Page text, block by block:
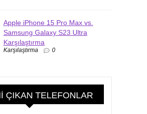
Apple iPhone 15 Pro Max vs.
Samsung Galaxy S23 Ultra
Karşılaştırma
Karşılaştırma 0
ÇIKAN TELEFONLAR